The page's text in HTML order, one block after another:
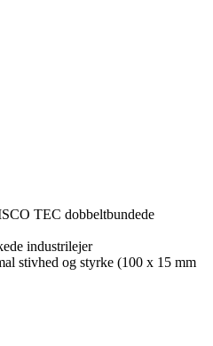
TEC dobbeltbundede
industrilejer
stivhed og styrke (100 x 15 mm